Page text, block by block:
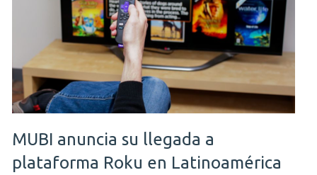
MUBI anuncia su llegada a
plataforma Roku en Latinoamérica